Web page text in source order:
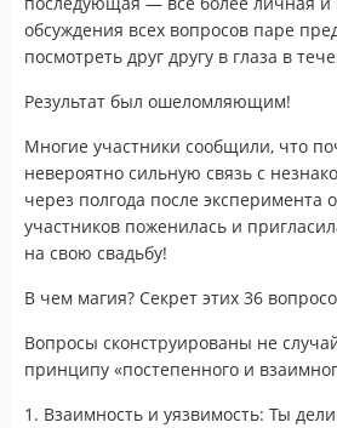
обсуждения всех вопросов паре
посмотреть друг другу в глаза в
Результат был ошеломляющим!
Многие участники сообщили, что
невероятно сильную связь с
через полгода после эксперимента
участников поженилась и
на свою свадьбу!
В чем магия? Секрет этих 36
Вопросы сконструированы не
принципу «постепенного и
1. Взаимность и уязвимость: Ты